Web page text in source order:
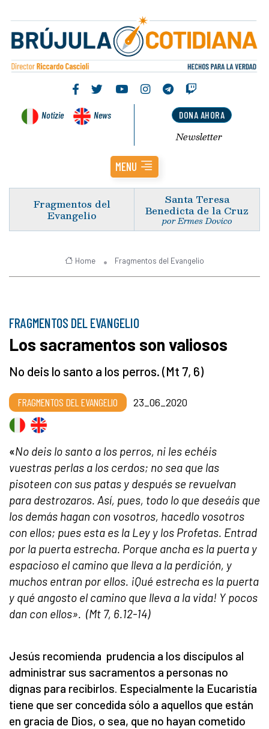
Notizie News DONA AHORA
Newsletter
MENU
Fragmentos del
Evangelio
Santa Teresa
Benedicta de la Cruz
por Ermes Dovico
Home Fragmentos del Evangelio
FRAGMENTOS DEL EVANGELIO
Los sacramentos son valiosos
No deis lo santo a los perros. (Mt 7, 6)
FRAGMENTOS DEL EVANGELIO 23_06_2020
«No deis lo santo a los perros, ni les echéis
vuestras perlas a los cerdos; no sea que las
pisoteen con sus patas y después se revuelvan
para destrozaros. Así, pues, todo lo que deseáis que
los demás hagan con vosotros, hacedlo vosotros
con ellos; pues esta es la Ley y los Profetas. Entrad
por la puerta estrecha. Porque ancha es la puerta y
espacioso el camino que lleva a la perdición, y
muchos entran por ellos. ¡Qué estrecha es la puerta
y qué angosto el camino que lleva a la vida! Y pocos
dan con ellos». (Mt 7, 6.12-14)
Jesús recomienda prudencia a los discípulos al
administrar sus sacramentos a personas no
dignas para recibirlos. Especialmente la Eucaristía
tiene que ser concedida sólo a aquellos que están
en gracia de Dios, o sea, que no hayan cometido